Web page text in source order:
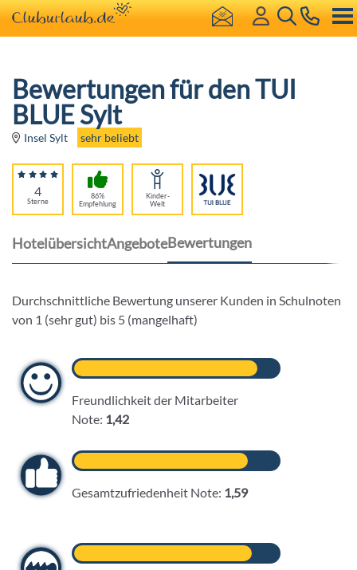
Bewertungen für den TUI
BLUE Sylt
Insel Sylt sehr beliebt
4
Sterne
86%
Empfehlung
Kinder-
Welt
HotelübersichtAngeboteBewertungen
Durchschnittliche Bewertung unserer Kunden in Schulnoten
von 1 (sehr gut) bis 5 (mangelhaft)
Freundlichkeit der Mitarbeiter
Note: 1,42
Gesamtzufriedenheit Note: 1,59